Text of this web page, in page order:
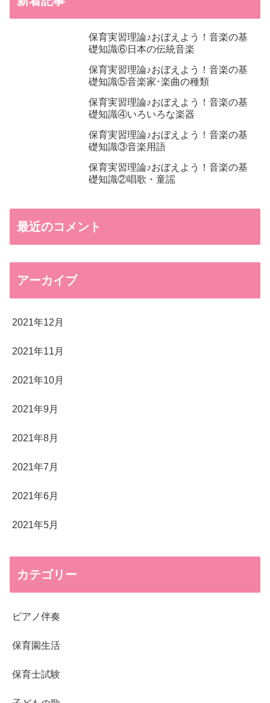
保育実習理論♪おぼえよう！音楽の基
礎知識⑥日本の伝統音楽
保育実習理論♪おぼえよう！音楽の基
礎知識⑤音楽家･楽曲の種類
保育実習理論♪おぼえよう！音楽の基
礎知識④いろいろな楽器
保育実習理論♪おぼえよう！音楽の基
礎知識③音楽用語
保育実習理論♪おぼえよう！音楽の基
礎知識②唱歌・童謡
最近のコメント
アーカイブ
2021年12月
2021年11月
2021年10月
2021年9月
2021年8月
2021年7月
2021年6月
2021年5月
カテゴリー
ピアノ伴奏
保育園生活
保育士試験